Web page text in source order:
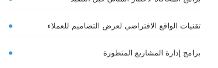
تقنيات الواقع الافتراضي لعرض التصاميم للعملاء
برامج إدارة المشاريع المتطورة